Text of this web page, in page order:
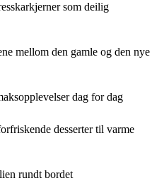
som deilig
mellom den gamle og den nye
dag for dag
desserter til varme
rundt bordet